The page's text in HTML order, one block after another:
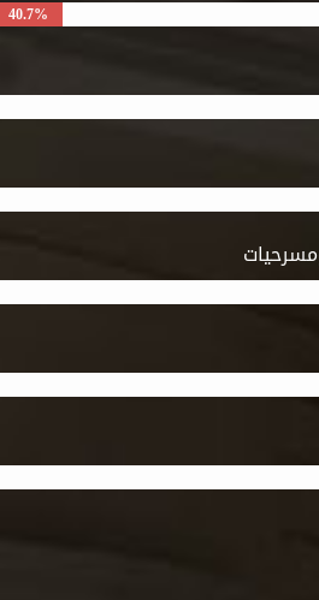
40.7%